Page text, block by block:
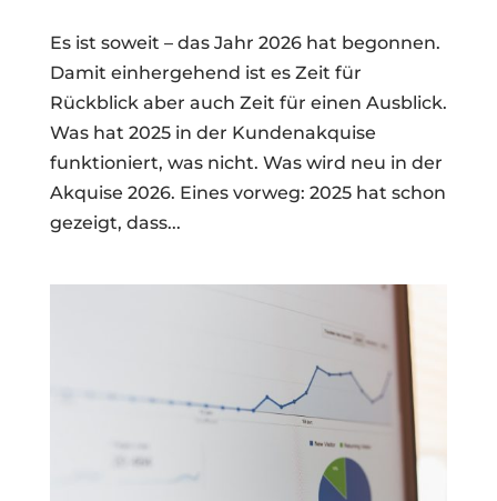
Es ist soweit – das Jahr 2026 hat begonnen.
Damit einhergehend ist es Zeit für
Rückblick aber auch Zeit für einen Ausblick.
Was hat 2025 in der Kundenakquise
funktioniert, was nicht. Was wird neu in der
Akquise 2026. Eines vorweg: 2025 hat schon
gezeigt, dass...